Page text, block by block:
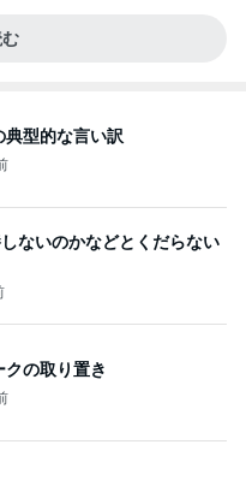
型的な言い訳
ないのかなどとくだらない
の取り置き